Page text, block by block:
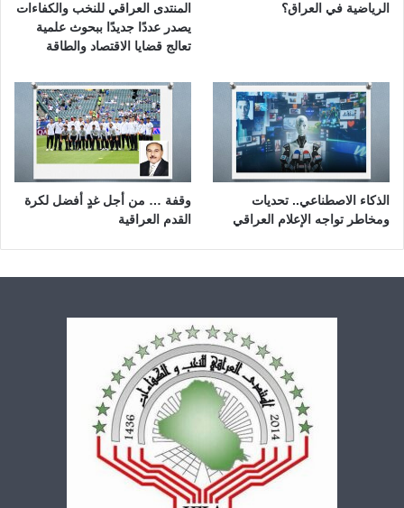
الرياضية في العراق؟
المنتدى العراقي للنخب والكفاءات
يصدر عددًا جديدًا ببحوث علمية
تعالج قضايا الاقتصاد والطاقة
الذكاء الاصطناعي.. تحديات
ومخاطر تواجه الإعلام العراقي
وقفة … من أجل غدٍ أفضل لكرة
القدم العراقية